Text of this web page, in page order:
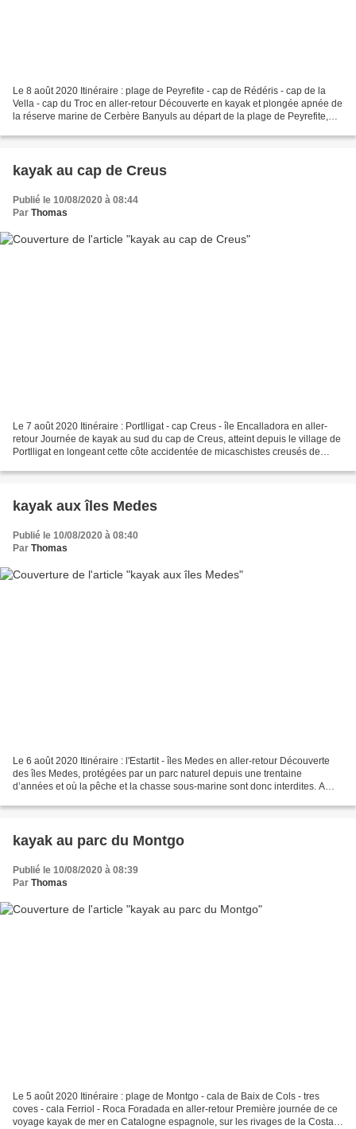
Le 8 août 2020 Itinéraire : plage de Peyrefite - cap de Rédéris - cap de la
Vella - cap du Troc en aller-retour Découverte en kayak et plongée apnée de
la réserve marine de Cerbère Banyuls au départ de la plage de Peyrefite,
kayak au cap de Creus
Publié le 10/08/2020 à 08:44
Par Thomas
Le 7 août 2020 Itinéraire : Portlligat - cap Creus - île Encalladora en aller-
retour Journée de kayak au sud du cap de Creus, atteint depuis le village de
Portlligat en longeant cette côte accidentée de micaschistes creusés de
kayak aux îles Medes
Publié le 10/08/2020 à 08:40
Par Thomas
Le 6 août 2020 Itinéraire : l'Estartit - îles Medes en aller-retour Découverte
des îles Medes, protégées par un parc naturel depuis une trentaine
d’années et où la pêche et la chasse sous-marine sont donc interdites. A
kayak au parc du Montgo
Publié le 10/08/2020 à 08:39
Par Thomas
Le 5 août 2020 Itinéraire : plage de Montgo - cala de Baix de Cols - tres
coves - cala Ferriol - Roca Foradada en aller-retour Première journée de ce
voyage kayak de mer en Catalogne espagnole, sur les rivages de la Costa